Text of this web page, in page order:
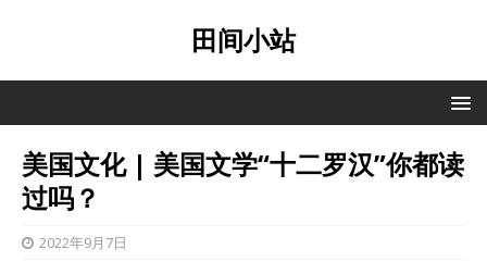
田间小站
美国文化 | 美国文学“十二罗汉”你都读
过吗？
2022年9月7日